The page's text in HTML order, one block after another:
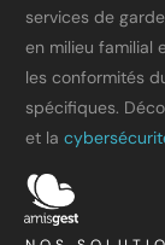
services de
en milieu familial
les conformités
spécifiques.
et la